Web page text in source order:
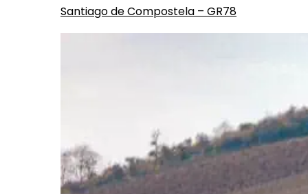
Santiago de Compostela – GR78